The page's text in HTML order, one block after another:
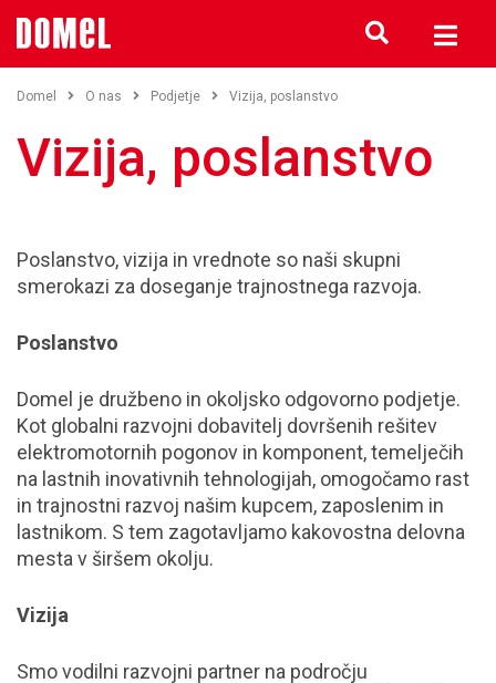
Domel O nas Podjetje Vizija, poslanstvo
Vizija, poslanstvo
Poslanstvo, vizija in vrednote so naši skupni
smerokazi za doseganje trajnostnega razvoja.
Poslanstvo
Domel je družbeno in okoljsko odgovorno podjetje.
Kot globalni razvojni dobavitelj dovršenih rešitev
elektromotornih pogonov in komponent, temelječih
na lastnih inovativnih tehnologijah, omogočamo rast
in trajnostni razvoj našim kupcem, zaposlenim in
lastnikom. S tem zagotavljamo kakovostna delovna
mesta v širšem okolju.
Vizija
Smo vodilni razvojni partner na področju